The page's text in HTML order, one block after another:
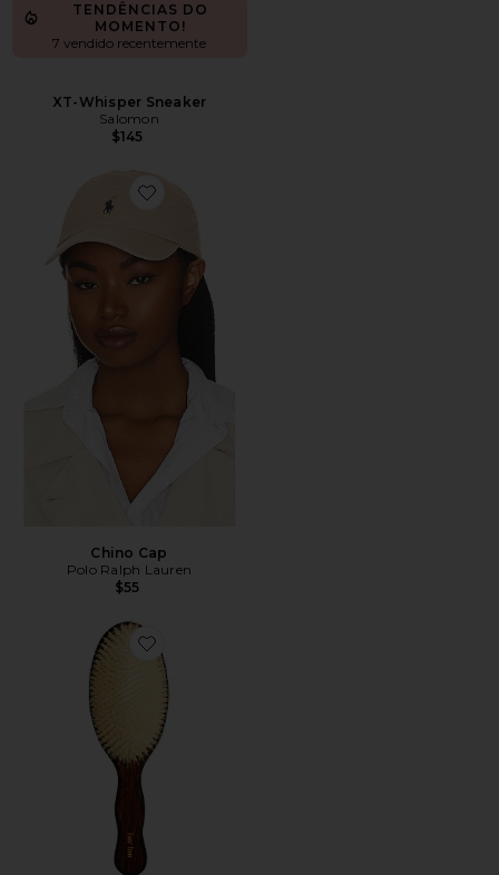
TENDÊNCIAS DO
MOMENTO!
7 vendido recentemente
XT-Whisper Sneaker
Salomon
$145
Favorite Chino Cap
Chino Cap
Polo Ralph Lauren
$55
Favorite A ESCOVA DA SEREIA - ESCOVA DE